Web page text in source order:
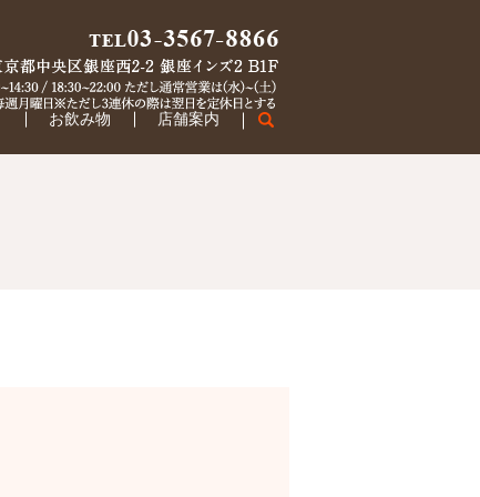
お飲み物 店舗案内 search